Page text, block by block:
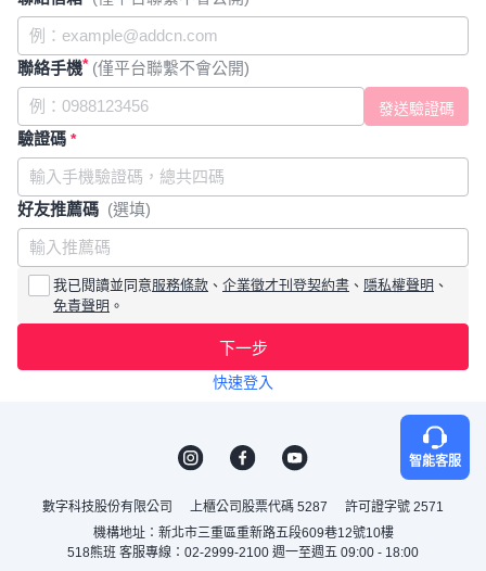
聯絡手機* (僅平台聯繫不會公開)
驗證碼 *
好友推薦碼 (選填)
我已閱讀並同意服務條款 、 企業徵才刊登契約書 、 隱私權聲明 、
免責聲明 。
下一步
快速登入
智能客服
數字科技股份有限公司 上櫃公司股票代碼 5287
許可證字號 2571
機構地址：新北市三重區重新路五段609巷12號10樓
518熊班 客服專線：02-2999-2100 週一至週五 09:00 - 18:00